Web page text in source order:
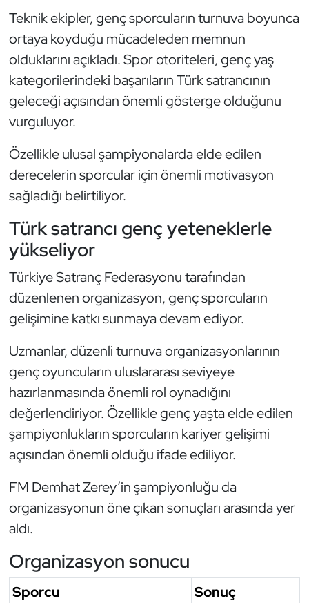
Teknik ekipler, genç sporcuların turnuva boyunca
ortaya koyduğu mücadeleden memnun
olduklarını açıkladı. Spor otoriteleri, genç yaş
kategorilerindeki başarıların Türk satrancının
geleceği açısından önemli gösterge olduğunu
vurguluyor.
Özellikle ulusal şampiyonalarda elde edilen
derecelerin sporcular için önemli motivasyon
sağladığı belirtiliyor.
Türk satrancı genç yeteneklerle
yükseliyor
Türkiye Satranç Federasyonu tarafından
düzenlenen organizasyon, genç sporcuların
gelişimine katkı sunmaya devam ediyor.
Uzmanlar, düzenli turnuva organizasyonlarının
genç oyuncuların uluslararası seviyeye
hazırlanmasında önemli rol oynadığını
değerlendiriyor. Özellikle genç yaşta elde edilen
şampiyonlukların sporcuların kariyer gelişimi
açısından önemli olduğu ifade ediliyor.
FM Demhat Zerey’in şampiyonluğu da
organizasyonun öne çıkan sonuçları arasında yer
aldı.
Organizasyon sonucu
Sporcu Sonuç
Kick Boks
Kürek
Masa Tenisi
Motor Sporları
Muay Thai
Okçuluk
Optimist
Oryantiring
Özel Sporcular
Paralimpik
Ragbi
Satranç
Su Topu
Tekvando
Tenis